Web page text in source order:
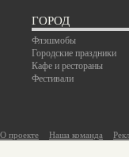
ГОРОД
Флэшмобы
Городские праздники
Кафе и рестораны
Фестивали
О проекте Наша команда